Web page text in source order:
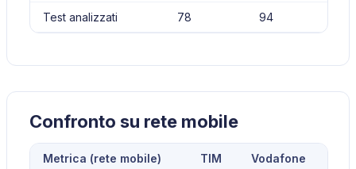
Test analizzati 78 94
Confronto su rete mobile
Metrica (rete mobile) TIM Vodafone